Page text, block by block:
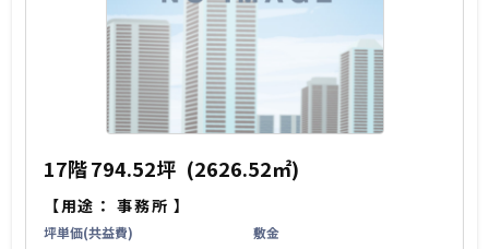
17階794.52坪 (2626.52㎡)
【用途：事務所 】
坪単価(共益費) 敷金